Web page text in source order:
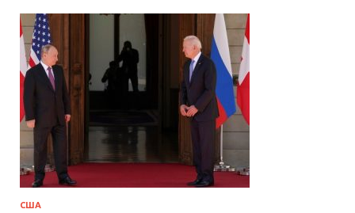
США